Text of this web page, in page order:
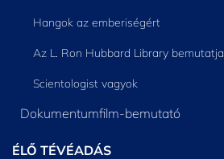
Hangok az emberiségért
Az L. Ron Hubbard Library bemutatja
Scientologist vagyok
Dokumentumfilm-bemutató
ÉLŐ TÉVÉADÁS